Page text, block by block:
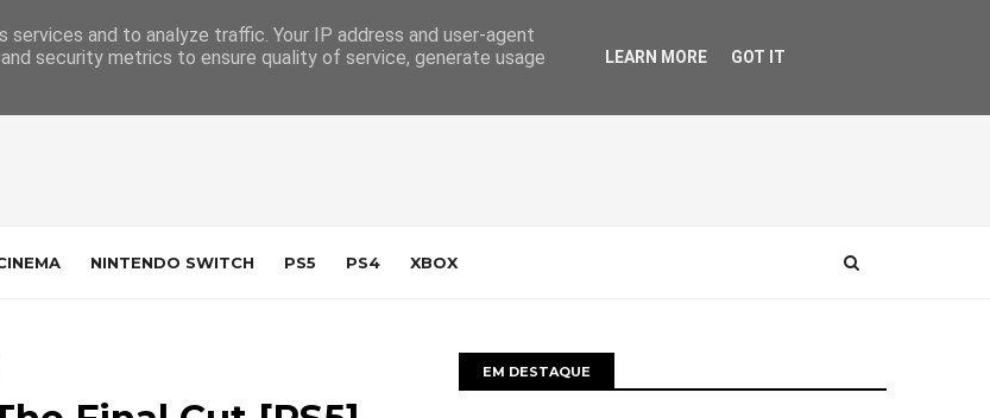
Contacto
NINTENDO SWITCH PS5 PS4 XBOX
EM DESTAQUE
and to analyze traffic. Your IP address and user-agent
security metrics to ensure quality of service, generate usage
LEARN MORE GOT IT